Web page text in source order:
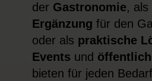
der Gastronomie, als
Ergänzung für den
oder als praktische
Events und
bieten für jeden